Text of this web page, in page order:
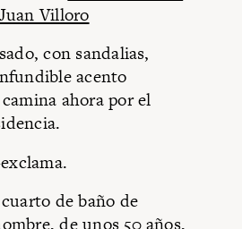
Villoro
con sandalias,
acento
ahora por el
de baño de
de unos 50 años,